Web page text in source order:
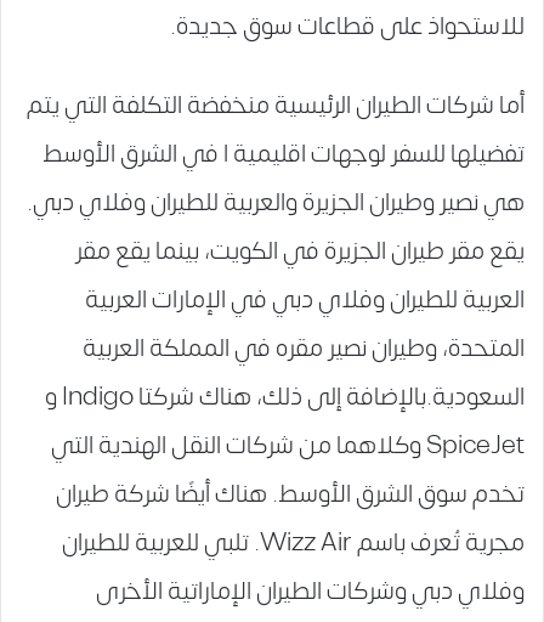
للاستحواذ على قطاعات سوق جديدة.
أما شركات الطيران الرئيسية منخفضة التكلفة التي يتم
تفضيلها للسفر لوجهات اقليمية ا في الشرق الأوسط
هي نصير وطيران الجزيرة والعربية للطيران وفلاي دبي.
يقع مقر طيران الجزيرة في الكويت، بينما يقع مقر
العربية للطيران وفلاي دبي في الإمارات العربية
المتحدة، وطيران نصير مقره في المملكة العربية
السعودية.بالإضافة إلى ذلك، هناك شركتا Indigo و
SpiceJet وكلاهما من شركات النقل الهندية التي
تخدم سوق الشرق الأوسط. هناك أيضًا شركة طيران
مجرية تُعرف باسم Wizz Air. تلبي للعربية للطيران
وفلاي دبي وشركات الطيران الإماراتية الأخرى